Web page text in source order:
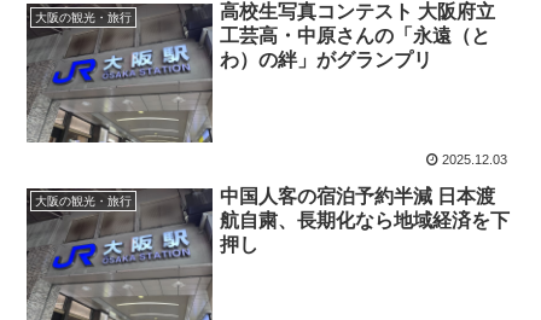
大阪の観光・旅行 高校生写真コンテスト 大阪府立
工芸高・中原さんの「永遠（と
わ）の絆」がグランプリ
2025.12.03
大阪の観光・旅行
中国人客の宿泊予約半減 日本渡
航自粛、長期化なら地域経済を下
押し